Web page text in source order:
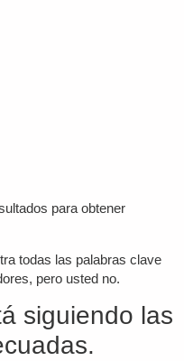
para obtener
todas las palabras clave
pero usted no.
siguiendo las